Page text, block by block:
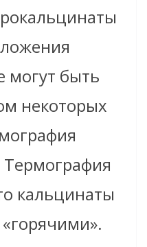
могут быть
некоторых
кальцинаты